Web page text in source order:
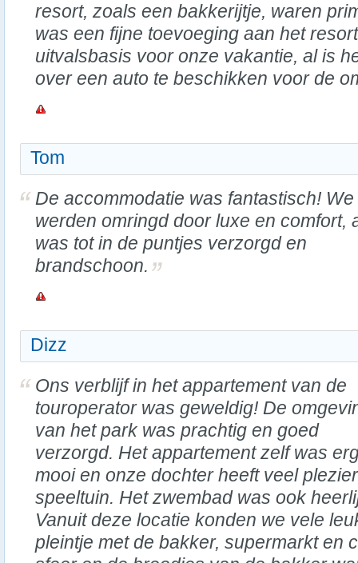
resort, zoals een bakkerijtje, waren
was een fijne toevoeging aan het
uitvalsbasis voor onze vakantie, al is
over een auto te beschikken voor de
Tom
De accommodatie was fantastisch! We
werden omringd door luxe en comfort,
was tot in de puntjes verzorgd en
brandschoon.
Dizz
Ons verblijf in het appartement van de
touroperator was geweldig! De
van het park was prachtig en goed
verzorgd. Het appartement zelf was
mooi en onze dochter heeft veel
speeltuin. Het zwembad was ook
Vanuit deze locatie konden we vele
pleintje met de bakker, supermarkt en